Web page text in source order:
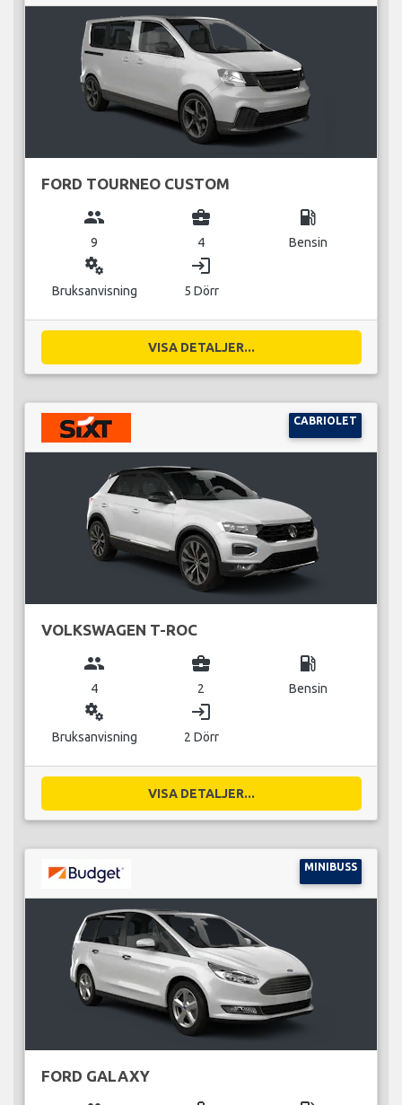
FORD TOURNEO CUSTOM
group
9
business_center
4
local_gas_station
Bensin
miscellaneous_services
Bruksanvisning
login
5 Dörr
VISA DETALJER...
CABRIOLET
VOLKSWAGEN T-ROC
group
4
business_center
2
local_gas_station
Bensin
miscellaneous_services
Bruksanvisning
login
2 Dörr
VISA DETALJER...
MINIBUSS
FORD GALAXY